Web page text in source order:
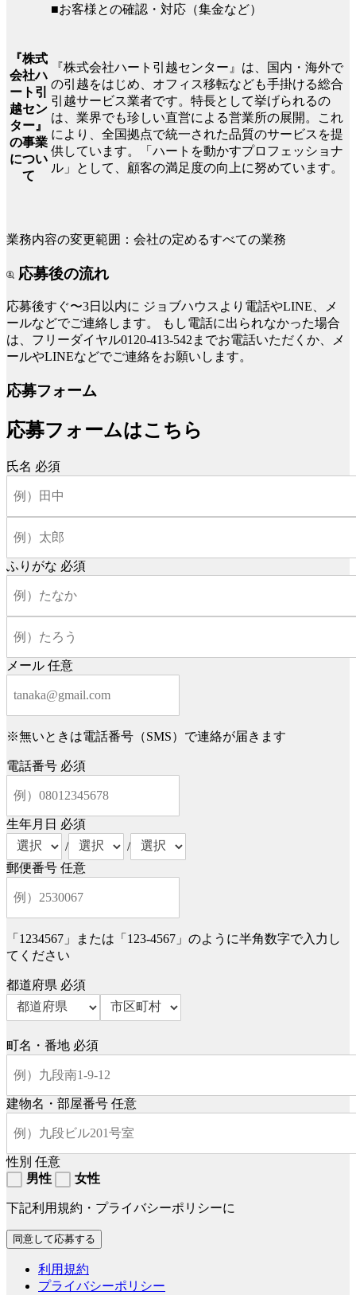
■お客様との確認・対応（集金など）
『株式
会社ハ
ート引
越セン
ター』
の事業
につい
て
『株式会社ハート引越センター』は、国内・海外で
の引越をはじめ、オフィス移転なども手掛ける総合
引越サービス業者です。特長として挙げられるの
は、業界でも珍しい直営による営業所の展開。これ
により、全国拠点で統一された品質のサービスを提
供しています。「ハートを動かすプロフェッショナ
ル」として、顧客の満足度の向上に努めています。
業務内容の変更範囲：会社の定めるすべての業務
応募後の流れ
応募後すぐ〜3日以内に ジョブハウスより電話やLINE、メ
ールなどでご連絡します。
もし電話に出られなかった場合
は、フリーダイヤル0120-413-542までお電話いただくか、メ
ールやLINEなどでご連絡をお願いします。
応募フォーム
応募フォームはこちら
氏名 必須
ふりがな 必須
メール 任意
※無いときは電話番号（SMS）で連絡が届きます
電話番号 必須
生年月日 必須
/
/
郵便番号 任意
「1234567」または「123-4567」のように半角数字で入力し
てください
都道府県 必須
町名・番地 必須
建物名・部屋番号 任意
性別 任意
男性
女性
下記利用規約・プライバシーポリシーに
利用規約
プライバシーポリシー